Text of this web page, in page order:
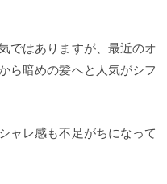
ではありますが、最近のオ
ら暗めの髪へと人気がシフ
ャレ感も不足がちになって